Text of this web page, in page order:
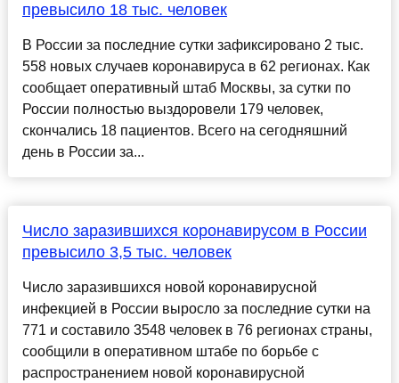
превысило 18 тыс. человек
В России за последние сутки зафиксировано 2 тыс.
558 новых случаев коронавируса в 62 регионах. Как
сообщает оперативный штаб Москвы, за сутки по
России полностью выздоровели 179 человек,
скончались 18 пациентов. Всего на сегодняшний
день в России за...
Число заразившихся коронавирусом в России
превысило 3,5 тыс. человек
Число заразившихся новой коронавирусной
инфекцией в России выросло за последние сутки на
771 и составило 3548 человек в 76 регионах страны,
сообщили в оперативном штабе по борьбе с
распространением новой коронавирусной